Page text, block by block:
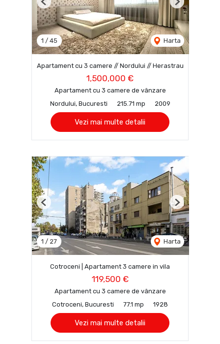
1 / 45 Harta
Previous Next
Apartament cu 3 camere // Nordului // Herastrau
1,500,000 €
Apartament cu 3 camere de vânzare
Nordului, Bucuresti
215.71 mp 2009
Vezi mai multe detalii
1 / 27 Harta
Previous Next
Cotroceni | Apartament 3 camere in vila
119,500 €
Apartament cu 3 camere de vânzare
Cotroceni, Bucuresti
77.1 mp 1928
Vezi mai multe detalii